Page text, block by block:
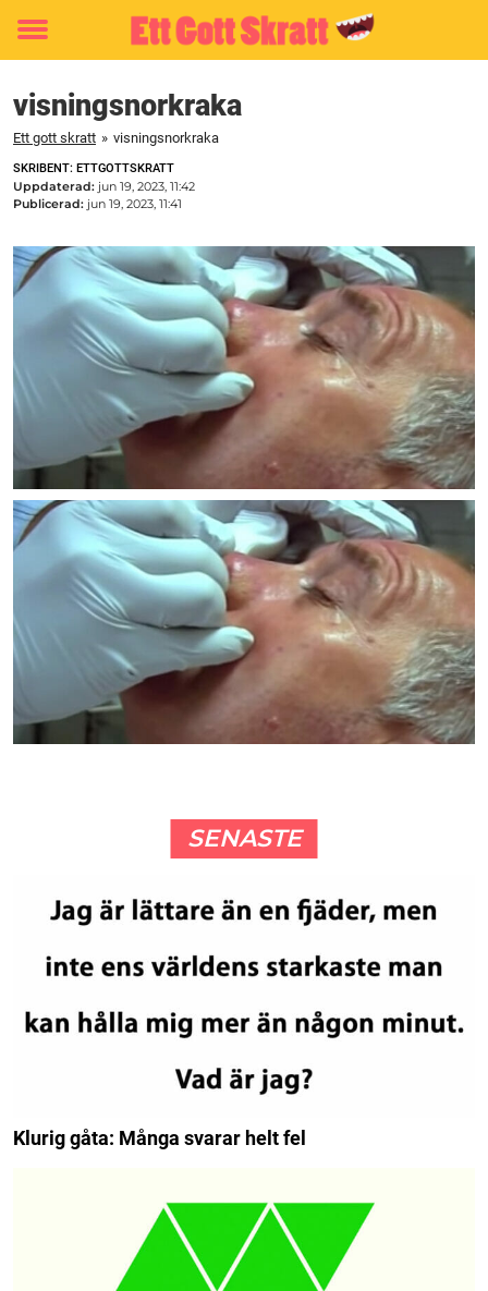
Toggle
visningsnorkraka
Ett gott skratt » visningsnorkraka
SKRIBENT: ETTGOTTSKRATT
Uppdaterad: jun 19, 2023, 11:42
Publicerad: jun 19, 2023, 11:41
SENASTE
Klurig gåta: Många svarar helt fel